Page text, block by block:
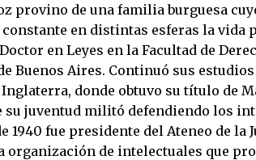
provino de una familia burguesa
en distintas esferas la vida
en Leyes en la Facultad de
Buenos Aires. Continuó sus
donde obtuvo su título de
su juventud militó defendiendo los
1940 fue presidente del Ateneo de la
organización de intelectuales que